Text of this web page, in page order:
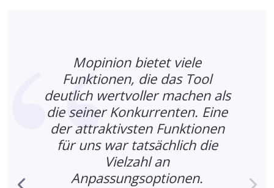
Mopinion bietet viele
Funktionen, die das Tool
deutlich wertvoller machen als
die seiner Konkurrenten. Eine
der attraktivsten Funktionen
für uns war tatsächlich die
Vielzahl an
Anpassungsoptionen.